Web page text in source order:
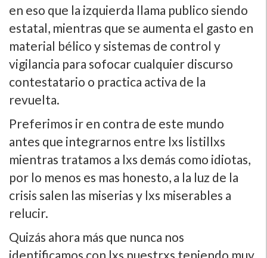
en eso que la izquierda llama publico siendo
estatal, mientras que se aumenta el gasto en
material bélico y sistemas de control y
vigilancia para sofocar cualquier discurso
contestatario o practica activa de la
revuelta.
Preferimos ir en contra de este mundo
antes que integrarnos entre lxs listillxs
mientras tratamos a lxs demás como idiotas,
por lo menos es mas honesto, a la luz de la
crisis salen las miserias y lxs miserables a
relucir.
Quizás ahora más que nunca nos
identificamos con lxs nuestrxs teniendo muy